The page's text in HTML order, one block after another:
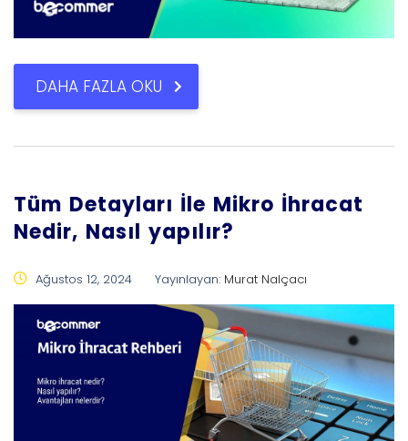
DAHA FAZLA OKU
Tüm Detayları İle Mikro İhracat
Nedir, Nasıl yapılır?
Ağustos 12, 2024 Yayınlayan: Murat Nalçacı